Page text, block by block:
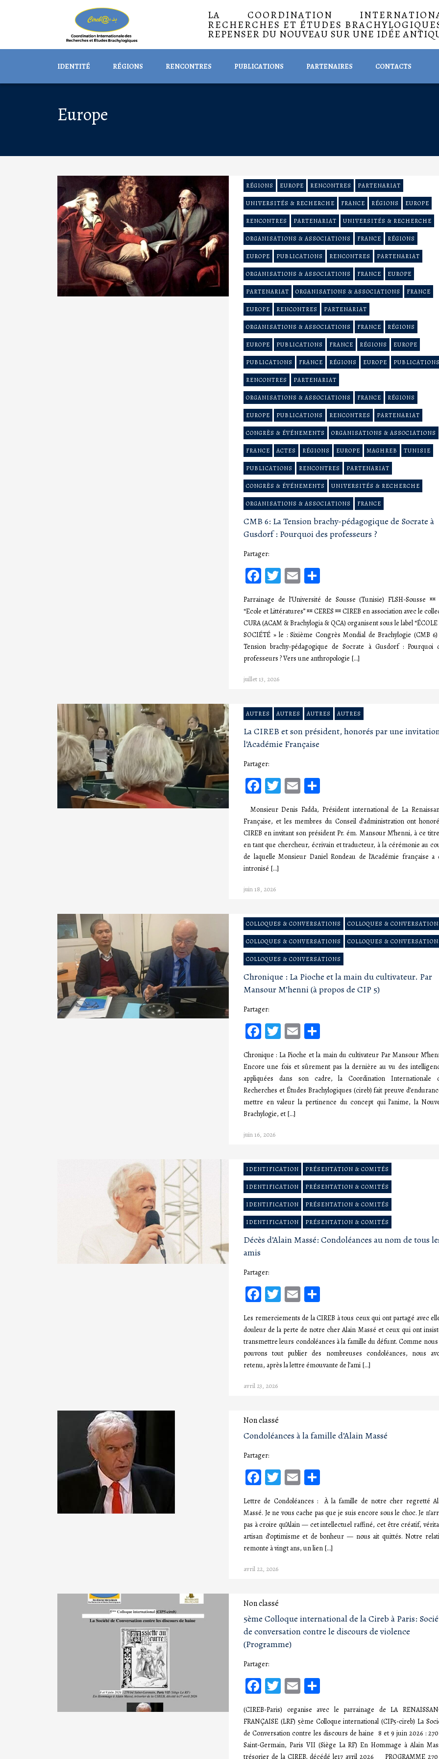
LA COORDINATION
RECHERCHES ET ÉTUDES
REPENSER DU NOUVEAU SUR UNE IDÉE
IDENTITÉ RÉGIONS RENCONTRES PUBLICATIONS PARTENAIRES CONTACTS
Europe
RÉGIONS EUROPE RENCONTRES PARTENARIAT
UNIVERSITÉS & RECHERCHE FRANCE RÉGIONS EUROPE
RENCONTRES PARTENARIAT UNIVERSITÉS & RECHERCHE
ORGANISATIONS & ASSOCIATIONS FRANCE RÉGIONS
EUROPE PUBLICATIONS RENCONTRES PARTENARIAT
ORGANISATIONS & ASSOCIATIONS FRANCE EUROPE
PARTENARIAT ORGANISATIONS & ASSOCIATIONS FRANCE
EUROPE RENCONTRES PARTENARIAT
ORGANISATIONS & ASSOCIATIONS FRANCE RÉGIONS
EUROPE PUBLICATIONS FRANCE RÉGIONS EUROPE
PUBLICATIONS FRANCE RÉGIONS EUROPE PUBLICATIONS
RENCONTRES PARTENARIAT
ORGANISATIONS & ASSOCIATIONS FRANCE RÉGIONS
EUROPE PUBLICATIONS RENCONTRES PARTENARIAT
CONGRÈS & ÉVÉNEMENTS ORGANISATIONS & ASSOCIATIONS
FRANCE ACTES RÉGIONS EUROPE MAGHREB TUNISIE
PUBLICATIONS RENCONTRES PARTENARIAT
CONGRÈS & ÉVÉNEMENTS UNIVERSITÉS & RECHERCHE
ORGANISATIONS & ASSOCIATIONS FRANCE
CMB 6: La Tension brachy-pédagogique de Socrate à
Gusdorf : Pourquoi des professeurs ?
Partager:
Facebook
Twitter
Email
Parrainage de l’Université de Sousse (Tunisie) FLSH-Sousse ¤¤
“Ecole et Littératures” ¤¤ CERES ¤¤ CIREB en association avec le
CURA (ACAM & Brachylogia & QCA) organisent sous le label “ÉCOLE
SOCIÉTÉ » le : Sixième Congrès Mondial de Brachylogie (CMB
Tension brachy-pédagogique de Socrate à Gusdorf : Pourquoi
professeurs ? Vers une anthropologie […]
juillet 13, 2026
AUTRES AUTRES AUTRES AUTRES
La CIREB et son président, honorés par une
l’Académie Française
Partager:
Facebook
Twitter
Email
Monsieur Denis Fadda, Président international de La
Française, et les membres du Conseil d’administration ont
CIREB en invitant son président Pr. ém. Mansour M’henni, à ce
en tant que chercheur, écrivain et traducteur, à la cérémonie au
de laquelle Monsieur Daniel Rondeau de l’Académie française a
intronisé […]
juin 18, 2026
COLLOQUES & CONVERSATIONS COLLOQUES &
COLLOQUES & CONVERSATIONS COLLOQUES &
COLLOQUES & CONVERSATIONS
Chronique : La Pioche et la main du cultivateur. Par
Mansour M’henni (à propos de CIP 5)
Partager:
Facebook
Twitter
Email
Chronique : La Pioche et la main du cultivateur Par Mansour
Encore une fois et sûrement pas la dernière au vu des
appliquées dans son cadre, la Coordination Internationale
Recherches et Études Brachylogiques (cireb) fait preuve
mettre en valeur la pertinence du concept qui l’anime, la
Brachylogie, et […]
juin 16, 2026
IDENTIFICATION PRÉSENTATION & COMITÉS
IDENTIFICATION PRÉSENTATION & COMITÉS
IDENTIFICATION PRÉSENTATION & COMITÉS
IDENTIFICATION PRÉSENTATION & COMITÉS
Décès d’Alain Massé: Condoléances au nom de tous
amis
Partager:
Facebook
Twitter
Email
Les remerciements de la CIREB à tous ceux qui ont partagé avec
douleur de la perte de notre cher Alain Massé et ceux qui ont
transmettre leurs condoléances à la famille du défunt. Comme nous
pouvons tout publier des nombreuses condoléances, nous
retenu, après la lettre émouvante de l’ami […]
avril 23, 2026
Non classé
Condoléances à la famille d’Alain Massé
Partager:
Facebook
Twitter
Email
Lettre de Condoléances : À la famille de notre cher regretté
Massé. Je ne vous cache pas que je suis encore sous le choc. Je
pas à croire qu’Alain — cet intellectuel raffiné, cet être créatif,
artisan d’optimisme et de bonheur — nous ait quittés. Notre
remonte à vingt ans, un lien […]
avril 22, 2026
Non classé
5ème Colloque international de la Cireb à Paris:
de conversation contre le discours de violence
(Programme)
Partager:
Facebook
Twitter
Email
(CIREB-Paris) organise avec le parrainage de LA
FRANÇAISE (LRF) 5ème Colloque international (CIP5-cireb) La
de Conversation contre les discours de haine 8 et 9 juin 2026 :
Saint-Germain, Paris VII (Siège La RF) En Hommage à Alain
trésorier de la CIREB, décédé le17 avril 2026 PROGRAMME